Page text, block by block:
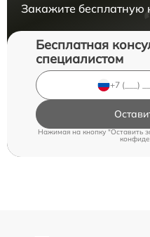
Закажите бесплатную
Бесплатная
специалистом
Нажимая на кнопку "Оставить